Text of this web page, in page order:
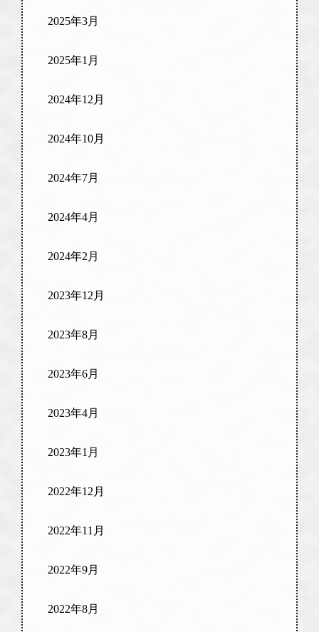
2025年3月
2025年1月
2024年12月
2024年10月
2024年7月
2024年4月
2024年2月
2023年12月
2023年8月
2023年6月
2023年4月
2023年1月
2022年12月
2022年11月
2022年9月
2022年8月